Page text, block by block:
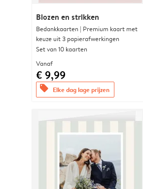
Blozen en strikken
Bedankkaarten | Premium kaart met
keuze uit 3 papierafwerkingen
Set van 10 kaarten
Vanaf
€ 9,99
offers Elke dag lage prijzen